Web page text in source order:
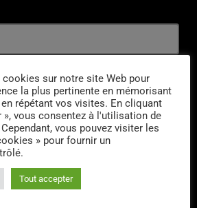
NOM, MON E-MAIL ET MON SITE DANS LE
EN CHIFFRES
sur notre site Web pour
la plus pertinente en mémorisant
répétant vos visites. En cliquant
», vous consentez à l'utilisation de
vous pouvez visiter les
» pour fournir un
Tout accepter